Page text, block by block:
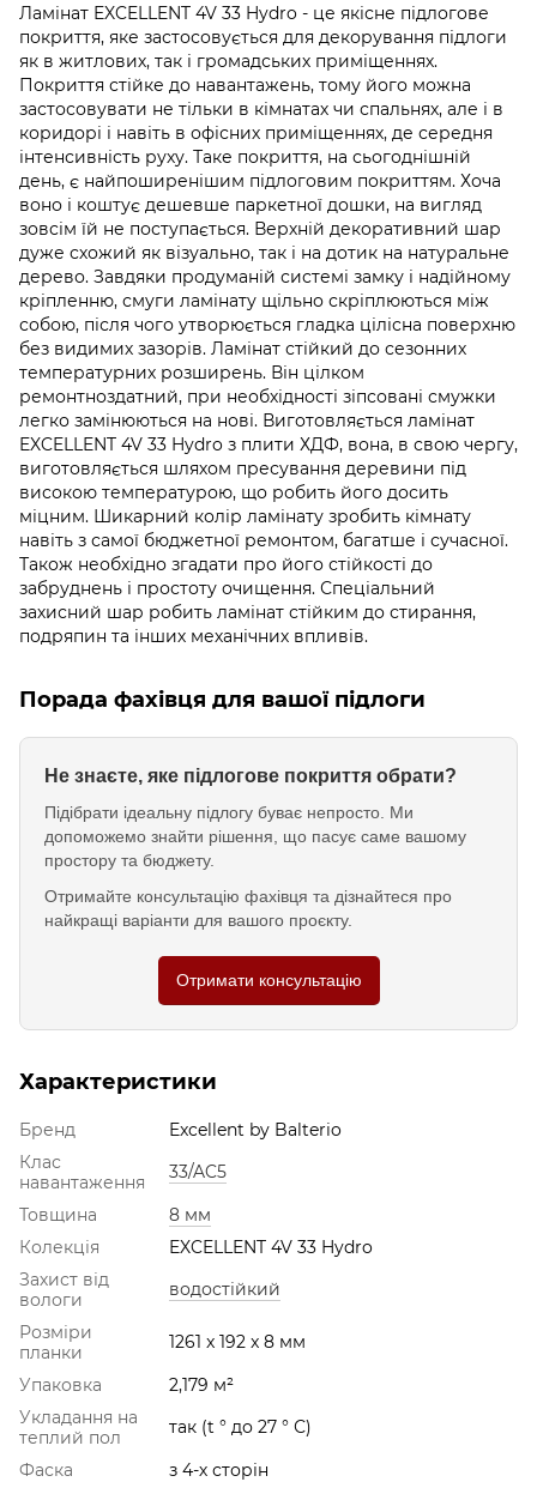
Ламінат EXCELLENT 4V 33 Hydro - це якісне підлогове
покриття, яке застосовується для декорування підлоги
як в житлових, так і громадських приміщеннях.
Покриття стійке до навантажень, тому його можна
застосовувати не тільки в кімнатах чи спальнях, але і в
коридорі і навіть в офісних приміщеннях, де середня
інтенсивність руху. Таке покриття, на сьогоднішній
день, є найпоширенішим підлоговим покриттям. Хоча
воно і коштує дешевше паркетної дошки, на вигляд
зовсім їй не поступається. Верхній декоративний шар
дуже схожий як візуально, так і на дотик на натуральне
дерево. Завдяки продуманій системі замку і надійному
кріпленню, смуги ламінату щільно скріплюються між
собою, після чого утворюється гладка цілісна поверхню
без видимих зазорів. Ламінат стійкий до сезонних
температурних розширень. Він цілком
ремонтноздатний, при необхідності зіпсовані смужки
легко замінюються на нові. Виготовляється ламінат
EXCELLENT 4V 33 Hydro з плити ХДФ, вона, в свою чергу,
виготовляється шляхом пресування деревини під
високою температурою, що робить його досить
міцним. Шикарний колір ламінату зробить кімнату
навіть з самої бюджетної ремонтом, багатше і сучасної.
Також необхідно згадати про його стійкості до
забруднень і простоту очищення. Спеціальний
захисний шар робить ламінат стійким до стирання,
подряпин та інших механічних впливів.
Порада фахівця для вашої підлоги
Не знаєте, яке підлогове покриття обрати?
Підібрати ідеальну підлогу буває непросто. Ми
допоможемо знайти рішення, що пасує саме вашому
простору та бюджету.
Отримайте консультацію фахівця та дізнайтеся про
найкращі варіанти для вашого проєкту.
Отримати консультацію
Характеристики
Бренд
Excellent by Balterio
Клас
навантаження
33/AC5
Товщина
8 мм
Колекція
EXCELLENT 4V 33 Hydro
Захист від
вологи
водостійкий
Розміри
планки
1261 x 192 x 8 мм
Упаковка
2,179 м²
Укладання на
теплий пол
так (t ° до 27 ° С)
Фаска
з 4-х сторін